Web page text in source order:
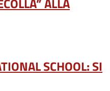
SCHOOL: SI